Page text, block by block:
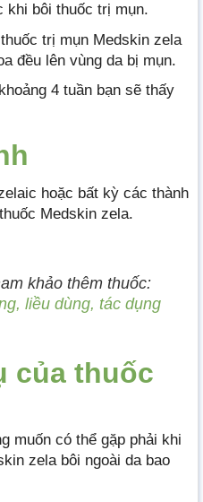
bôi thuốc trị mụn.
trị mụn Medskin zela
đều lên vùng da bị mụn.
4 tuần bạn sẽ thấy
hoặc bất kỳ các thành
Medskin zela.
khảo thêm thuốc:
liều dùng, tác dụng
của thuốc
muốn có thể gặp phải khi
zela bôi ngoài da bao